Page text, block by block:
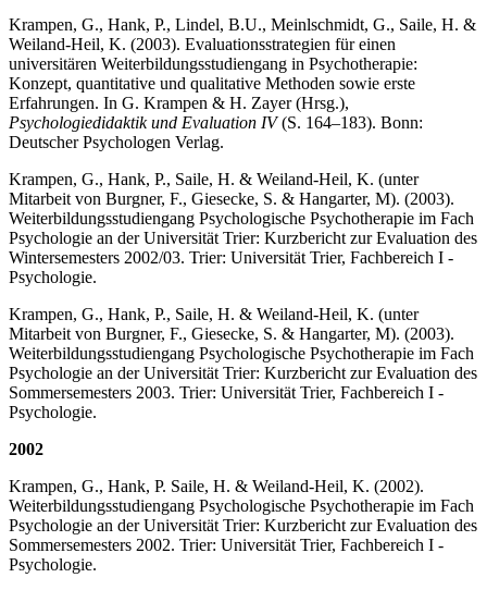
Krampen, G., Hank, P., Lindel, B.U., Meinlschmidt, G., Saile, H. &
Weiland-Heil, K. (2003). Evaluations­stra­tegien für einen
universitären Weiterbildungsstudiengang in Psychotherapie:
Konzept, quantitative und qualitative Methoden sowie erste
Erfahrungen. In G. Krampen & H. Zayer (Hrsg.),
Psychologiedidaktik und Evaluation IV(S. 164–183). Bonn:
Deutscher Psychologen Verlag.
Krampen, G., Hank, P., Saile, H. & Weiland-Heil, K. (unter
Mitarbeit von Burgner, F., Giesecke, S. & Hangarter, M). (2003).
Weiterbil­dungs­studiengang Psychologische Psychotherapie im Fach
Psycho­logie an der Universität Trier: Kurzbericht zur Evaluation des
Winter­semesters 2002/03. Trier: Universität Trier, Fachbereich I -
Psychologie.
Krampen, G., Hank, P., Saile, H. & Weiland-Heil, K. (unter
Mitarbeit von Burgner, F., Giesecke, S. & Hangarter, M). (2003).
Weiterbil­dungs­studiengang Psychologische Psychotherapie im Fach
Psycho­logie an der Universität Trier: Kurzbericht zur Evaluation des
Sommer­semesters 2003. Trier: Universität Trier, Fachbereich I -
Psychologie.
2002
Krampen, G., Hank, P. Saile, H. & Weiland-Heil, K. (2002).
Weiterbil­dungs­studiengang Psychologische Psychotherapie im Fach
Psychologie an der Universität Trier: Kurzbericht zur Evaluation des
Sommer­semesters 2002. Trier: Universität Trier, Fachbereich I -
Psychologie.